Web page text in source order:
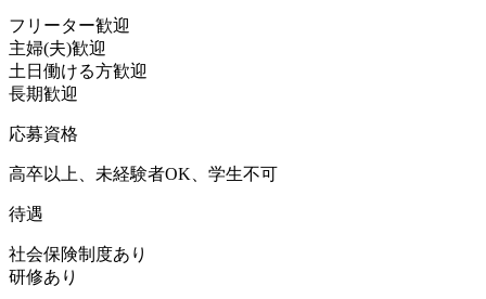
フリーター歓迎
主婦(夫)歓迎
土日働ける方歓迎
長期歓迎
応募資格
高卒以上、未経験者OK、学生不可
待遇
社会保険制度あり
研修あり